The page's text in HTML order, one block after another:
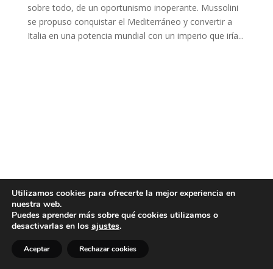
sobre todo, de un oportunismo inoperante. Mussolini
se propuso conquistar el Mediterráneo y convertir a
Italia en una potencia mundial con un imperio que iría...
Utilizamos cookies para ofrecerte la mejor experiencia en
nuestra web.
Puedes aprender más sobre qué cookies utilizamos o
desactivarlas en los ajustes.
Aceptar Rechazar cookies